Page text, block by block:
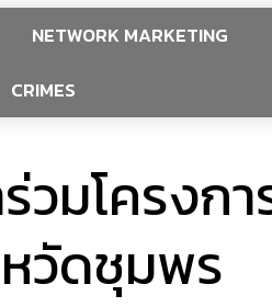
NETWORK MARKETING
CRIMES
มโครงก
วัดชุมพร